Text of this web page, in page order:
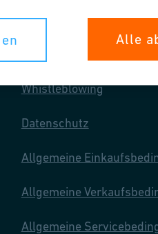
Whistleblowing
Datenschutz
Allgemeine
Allgemeine
Allgemeine
Alle